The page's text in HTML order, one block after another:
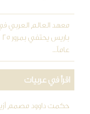
معهد العالم العربي
باريس يحتفي بمرور 25
عاماً...
اقرأ في عربيات
حكمت داوود مصمم